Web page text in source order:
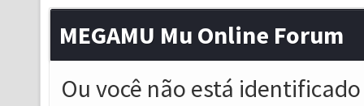
MEGAMU Mu Online Forum
Ou você não está